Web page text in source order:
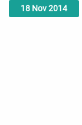
18 Nov2014